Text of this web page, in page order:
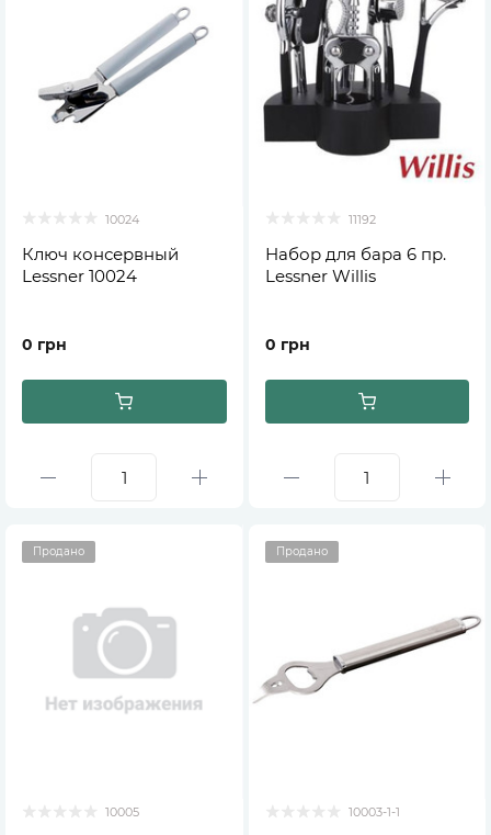
10024
Ключ консервный
Lessner 10024
0 грн
11192
Набор для бара 6 пр.
Lessner Willis
0 грн
Продано
10005
Продано
10003-1-1